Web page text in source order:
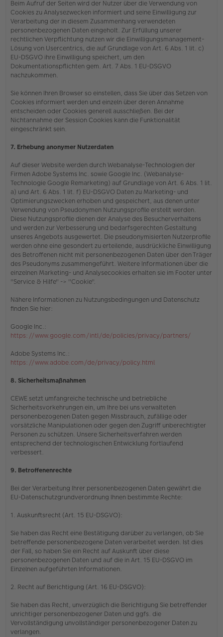
Beim Aufruf der Seiten wird der Nutzer über die Verwendung von
Cookies zu Analysezwecken informiert und seine Einwilligung zur
Verarbeitung der in diesem Zusammenhang verwendeten
personenbezogenen Daten eingeholt. Zur Erfüllung unserer
rechtlichen Verpflichtung nutzen wir die Einwilligungsmanagement-
Lösung von Usercentrics, die auf Grundlage von Art. 6 Abs. 1 lit. c)
EU-DSGVO ihre Einwilligung speichert, um den
Dokumentationspflichten gem. Art. 7 Abs. 1 EU-DSGVO
nachzukommen.
Sie können Ihren Browser so einstellen, dass Sie über das Setzen von
Cookies informiert werden und einzeln über deren Annahme
entscheiden oder Cookies generell ausschließen. Bei der
Nichtannahme der Session Cookies kann die Funktionalität
eingeschränkt sein.
7. Erhebung anonymer Nutzerdaten
Auf dieser Website werden durch Webanalyse-Technologien der
Firmen Adobe Systems Inc. sowie Google Inc. (Webanalyse-
Technologie Google Remarketing) auf Grundlage von Art. 6 Abs. 1 lit.
a) und Art. 6 Abs. 1 lit. f) EU-DSGVO Daten zu Marketing- und
Optimierungszwecken erhoben und gespeichert, aus denen unter
Verwendung von Pseudonymen Nutzungsprofile erstellt werden.
Diese Nutzungsprofile dienen der Analyse des Besucherverhaltens
und werden zur Verbesserung und bedarfsgerechten Gestaltung
unseres Angebots ausgewertet. Die pseudonymisierten Nutzerprofile
werden ohne eine gesondert zu erteilende, ausdrückliche Einwilligung
des Betroffenen nicht mit personenbezogenen Daten über den Träger
des Pseudonyms zusammengeführt. Weitere Informationen über die
einzelnen Marketing- und Analysecookies erhalten sie im Footer unter
"Service & Hilfe" -> "Cookie".
Nähere Informationen zu Nutzungsbedingungen und Datenschutz
finden Sie hier:
Google Inc.:
https://www.google.com/intl/de/policies/privacy/partners/
Adobe Systems Inc.:
https://www.adobe.com/de/privacy/policy.html
8. Sicherheitsmaßnahmen
CEWE setzt umfangreiche technische und betriebliche
Sicherheitsvorkehrungen ein, um Ihre bei uns verwalteten
personenbezogenen Daten gegen Missbrauch, zufällige oder
vorsätzliche Manipulationen oder gegen den Zugriff unberechtigter
Personen zu schützen. Unsere Sicherheitsverfahren werden
entsprechend der technologischen Entwicklung fortlaufend
verbessert.
9. Betroffenenrechte
Bei der Verarbeitung Ihrer personenbezogenen Daten gewährt die
EU-Datenschutzgrundverordnung Ihnen bestimmte Rechte:
1. Auskunftsrecht (Art. 15 EU-DSGVO):
Sie haben das Recht eine Bestätigung darüber zu verlangen, ob Sie
betreffende personenbezogene Daten verarbeitet werden. Ist dies
der Fall, so haben Sie ein Recht auf Auskunft über diese
personenbezogenen Daten und auf die in Art. 15 EU-DSGVO im
Einzelnen aufgeführten Informationen.
2. Recht auf Berichtigung (Art. 16 EU-DSGVO):
Sie haben das Recht, unverzüglich die Berichtigung Sie betreffender
unrichtiger personenbezogener Daten und ggfs. die
Vervollständigung unvollständiger personenbezogener Daten zu
verlangen.